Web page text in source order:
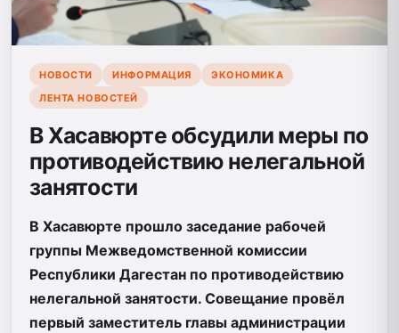
НОВОСТИ ИНФОРМАЦИЯ
ЭКОНОМИКА
ЛЕНТА НОВОСТЕЙ
В Хасавюрте обсудили меры по
противодействию нелегальной
занятости
В Хасавюрте прошло заседание рабочей
группы Межведомственной комиссии
Республики Дагестан по противодействию
нелегальной занятости. Совещание провёл
первый заместитель главы администрации